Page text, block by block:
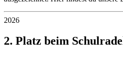
2026
2. Platz beim